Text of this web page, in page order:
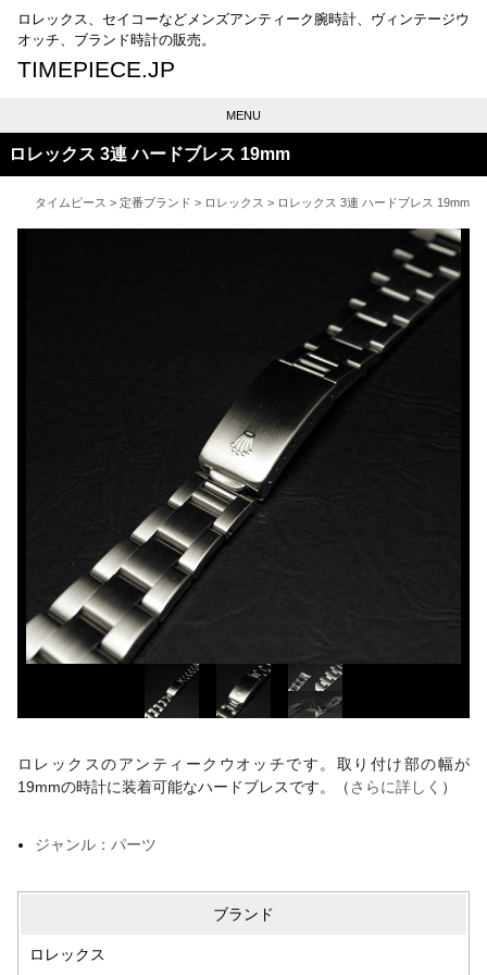
ロレックス、セイコーなどメンズアンティーク腕時計、ヴィンテージウ
オッチ、ブランド時計の販売。
TIMEPIECE.JP
MENU
ロレックス 3連 ハードブレス 19mm
タイムピース > 定番ブランド > ロレックス > ロレックス 3連 ハードブレス 19mm
ロレックスのアンティークウオッチです。取り付け部の幅が
19mmの時計に装着可能なハードブレスです。（ さらに詳しく ）
ジャンル：パーツ
ブランド
ロレックス